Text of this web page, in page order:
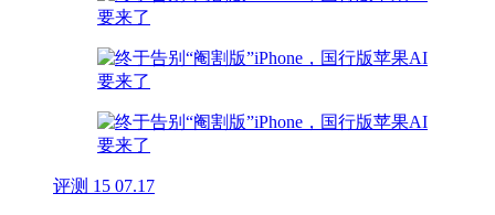
评测 15 07.17